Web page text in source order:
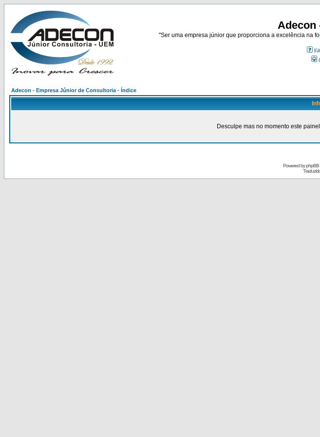
Adecon
"Ser uma empresa júnior que proporciona a excelência na
Adecon - Empresa Júnior de Consultoria - Índice
Desculpe mas no momento este
Powered byphpBB